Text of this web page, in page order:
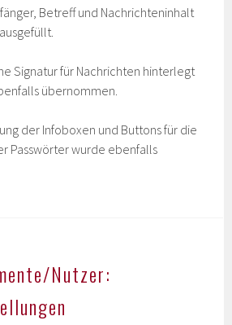
Betreff und Nachrichteninhalt
Signatur für Nachrichten hinterlegt
übernommen.
der Infoboxen und Buttons für die
Passwörter wurde ebenfalls
Nutzer: